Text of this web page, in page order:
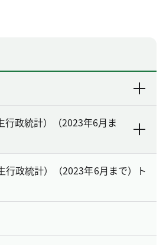
行政統計）（2023年6月ま
行政統計）（2023年6月まで）ト